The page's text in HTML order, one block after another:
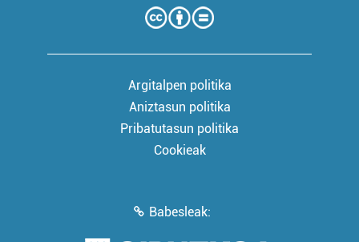
Argitalpen politika
Aniztasun politika
Pribatutasun politika
Cookieak
Babesleak: